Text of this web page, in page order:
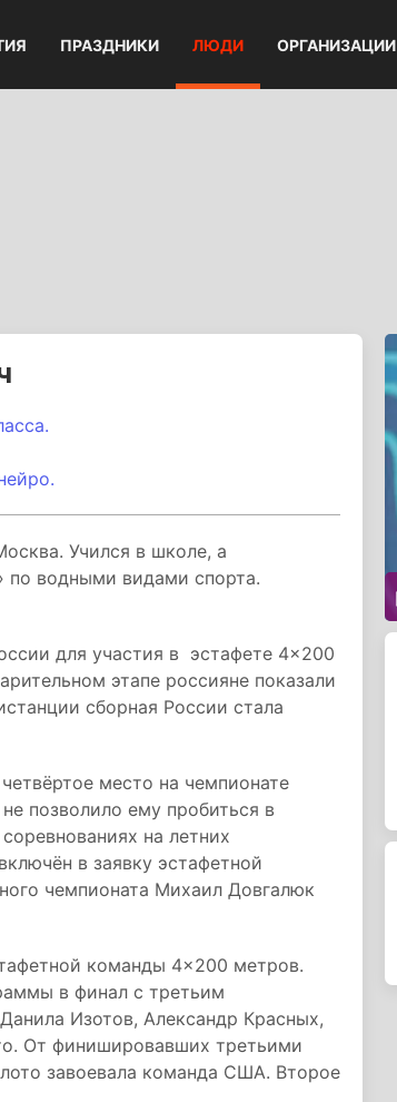
ПРАЗДНИКИ ЛЮДИ ОРГАНИЗАЦИИ
Учился в школе, а
водными видами спорта.
для участия в эстафете 4×200
этапе россияне показали
сборная России стала
место на чемпионате
позволило ему пробиться в
на летних
в заявку эстафетной
чемпионата Михаил Довгалюк
команды 4×200 метров.
в финал с третьим
Изотов, Александр Красных,
От финишировавших третьими
завоевала команда США. Второе